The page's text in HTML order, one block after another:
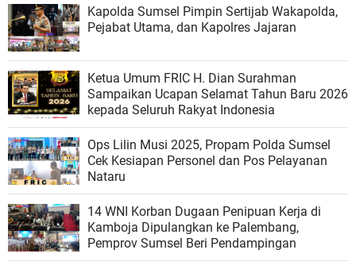
Kapolda Sumsel Pimpin Sertijab Wakapolda,
Pejabat Utama, dan Kapolres Jajaran
Ketua Umum FRIC H. Dian Surahman
Sampaikan Ucapan Selamat Tahun Baru 2026
kepada Seluruh Rakyat Indonesia
Ops Lilin Musi 2025, Propam Polda Sumsel
Cek Kesiapan Personel dan Pos Pelayanan
Nataru
14 WNI Korban Dugaan Penipuan Kerja di
Kamboja Dipulangkan ke Palembang,
Pemprov Sumsel Beri Pendampingan